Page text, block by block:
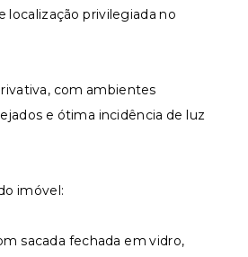
localização privilegiada no
com ambientes
e ótima incidência de luz
imóvel:
sacada fechada em vidro,